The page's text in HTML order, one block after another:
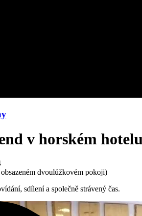
v horském
dvoulůžkovém pokoji)
sdílení a společně strávený čas.